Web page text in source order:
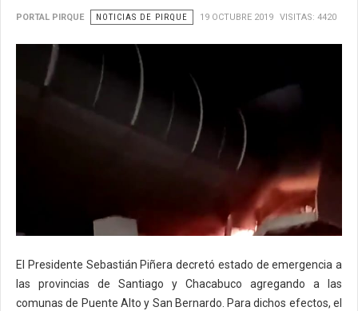
PORTAL PIRQUE NOTICIAS DE PIRQUE 19 OCTUBRE 2019 VISITAS: 4420
El Presidente Sebastián Piñera decretó estado de emergencia a
las provincias de Santiago y Chacabuco agregando a las
comunas de Puente Alto y San Bernardo. Para dichos efectos, el